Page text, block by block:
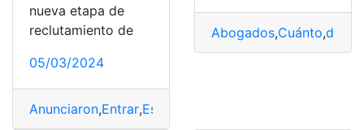
nueva etapa de
reclutamiento de
05/03/2024
Anunciaron,Entrar,Especialistas
Abogados,Cuánto,deben